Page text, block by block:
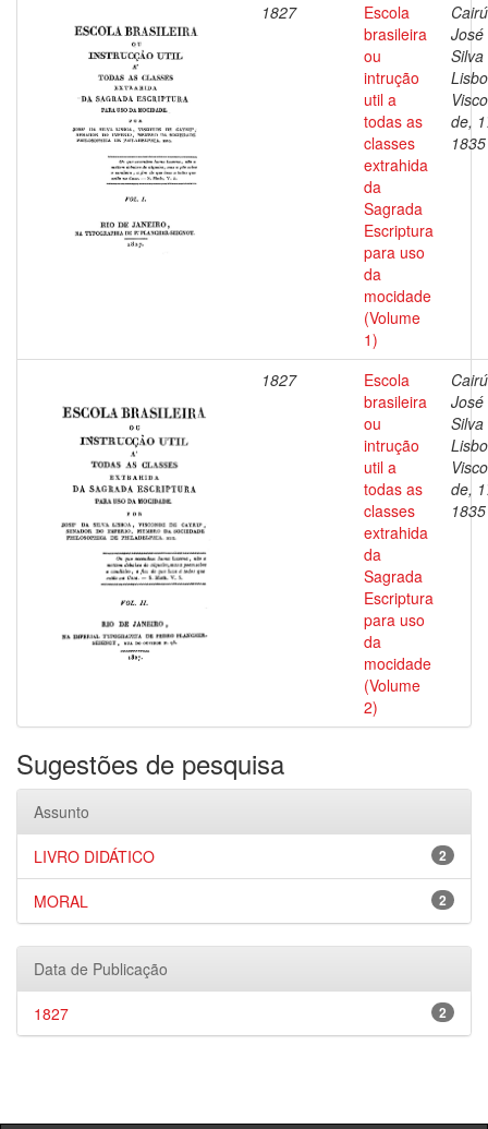
1827
Escola
brasileira
ou
intrução
util a
todas as
classes
extrahida
da
Sagrada
Escriptura
para uso
da
mocidade
(Volume
1)
José
Silva
de,
1835
1827
Escola
brasileira
ou
intrução
util a
todas as
classes
extrahida
da
Sagrada
Escriptura
para uso
da
mocidade
(Volume
2)
José
Silva
de,
1835
Sugestões de pesquisa
Assunto
2
LIVRO DIDÁTICO
2
MORAL
Data de Publicação
2
1827